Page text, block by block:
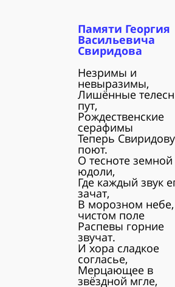
Памяти Георгия
Васильевича
Свиридова
Незримы и
невыразимы,
Лишённые
пут,
Рождественские
серафимы
Теперь Свиридову
поют.
О тесноте земной
юдоли,
Где каждый звук
зачат,
В морозном
чистом поле
Распевы горние
звучат.
И хора сладкое
согласье,
Мерцающее в
звёздной мгле,